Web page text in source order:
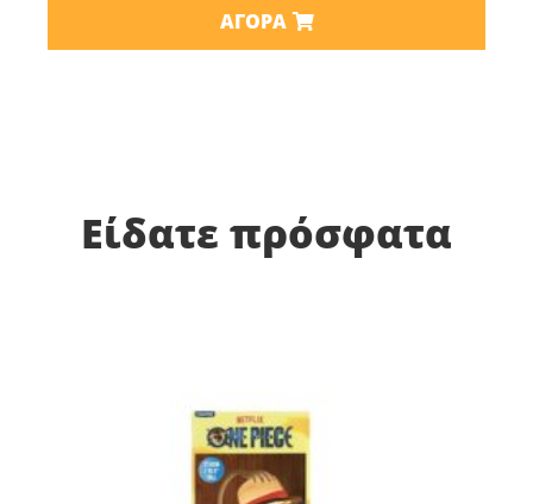
ΑΓΟΡΆ
Είδατε πρόσφατα